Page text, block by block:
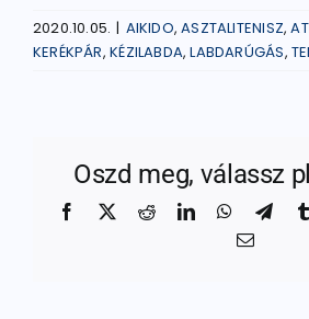
2020.10.05. | AIKIDO,ASZTALITENISZ,
KERÉKPÁR,KÉZILABDA,LABDARÚGÁS,
Oszd meg, válassz
Facebook
X RedditLinkedInWhatsApp
Email: